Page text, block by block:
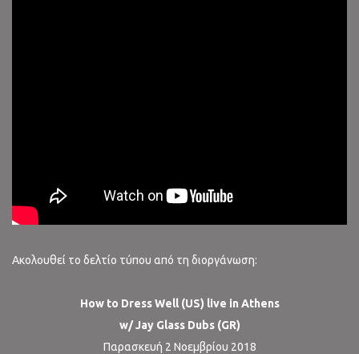
Ακολουθεί το δελτίο τύπου από τη διοργάνωση:
How to Dress Well (US) live in Athens
w/ Jay Glass Dubs (GR)
Παρασκευή 2 Νοεμβρίου 2018